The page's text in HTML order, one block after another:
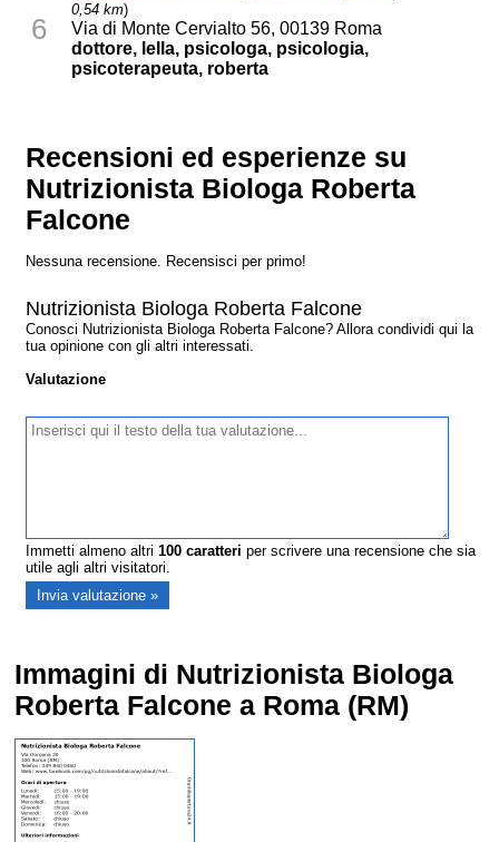
6
0,54 km)
Via di Monte Cervialto 56, 00139 Roma
dottore, lella, psicologa, psicologia,
psicoterapeuta, roberta
Recensioni ed esperienze su
Nutrizionista Biologa Roberta
Falcone
Nessuna recensione. Recensisci per primo!
Nutrizionista Biologa Roberta Falcone
Conosci Nutrizionista Biologa Roberta Falcone? Allora condividi qui la
tua opinione con gli altri interessati.
Valutazione
Immetti almeno altri100 caratteri per scrivere una recensione che sia
utile agli altri visitatori.
Immagini di Nutrizionista Biologa
Roberta Falcone a Roma (RM)